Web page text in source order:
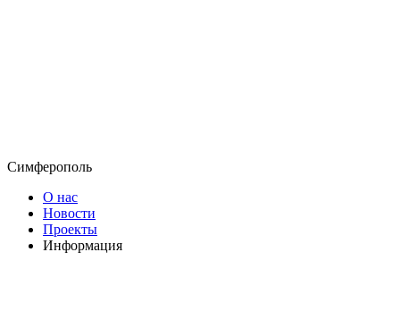
Симферополь
О нас
Новости
Проекты
Информация